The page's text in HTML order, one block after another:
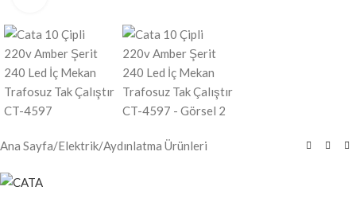
Ana Sayfa/Elektrik/Aydınlatma Ürünleri